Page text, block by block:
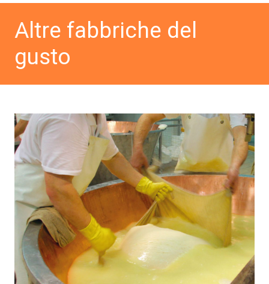
Altre fabbriche del
gusto